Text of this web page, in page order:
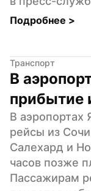
Подробнее >
Транспорт
В
прибытие
В аэропортах
рейсы из
Салехард и
часов позже
Пассажирам